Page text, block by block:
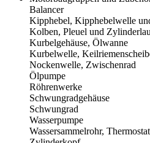
Balancer
Kipphebel, Kipphebelwelle
Kolben, Pleuel und
Kurbelgehäuse, Ölwanne
Kurbelwelle,
Nockenwelle, Zwischenrad
Ölpumpe
Röhrenwerke
Schwungradgehäuse
Schwungrad
Wasserpumpe
Wassersammelrohr,